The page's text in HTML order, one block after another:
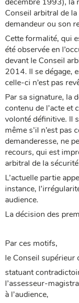
Conseil arbitral de
demandeur ou son
Cette formalité, qui
été observée en
devant le Conseil
2014. Il se dégage,
celle-ci n’est pas
Par sa signature, la
contenu de l’acte et
volonté définitive. Il
même s’il n’est pas
demanderesse, ne
recours, qui est
arbitral de la
L’actuelle partie
instance,
audience.
La décision des
Par ces motifs,
le Conseil supérieur
statuant
l’assesseur-
à l’audience,